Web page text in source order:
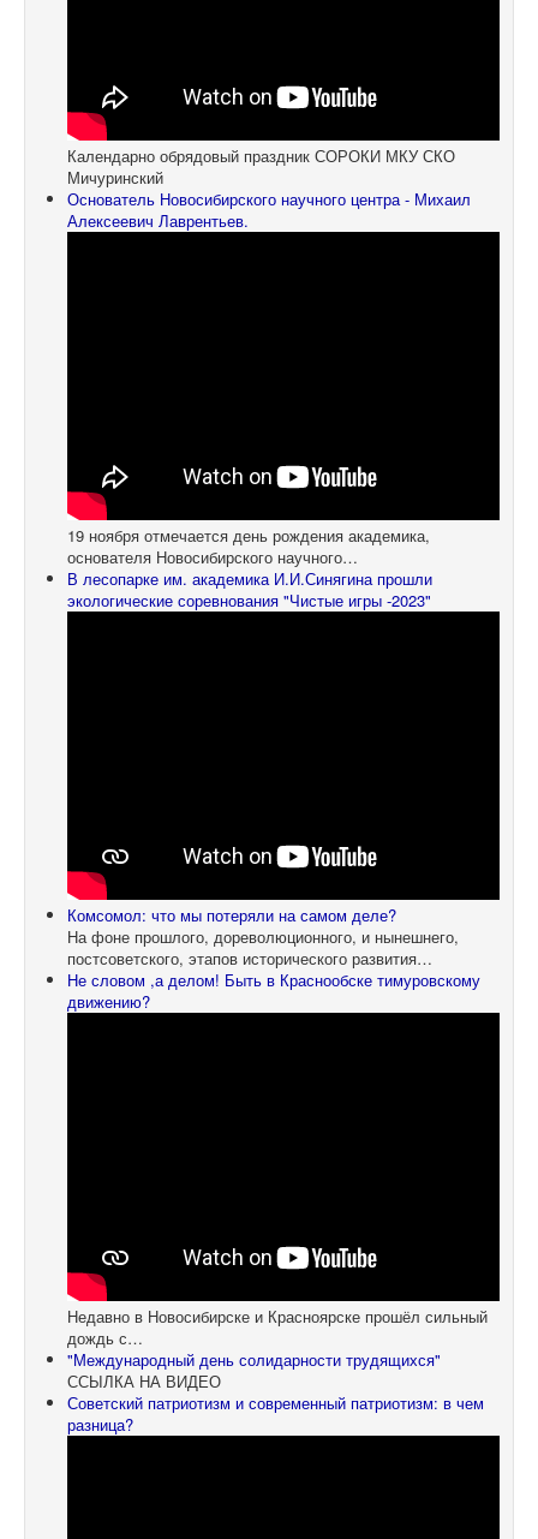
Календарно обрядовый праздник СОРОКИ МКУ СКО
Мичуринский
Основатель Новосибирского научного центра - Михаил
Алексеевич Лаврентьев.
19 ноября отмечается день рождения академика,
основателя Новосибирского научного…
В лесопарке им. академика И.И.Синягина прошли
экологические соревнования "Чистые игры -2023"
Комсомол: что мы потеряли на самом деле?
На фоне прошлого, дореволюционного, и нынешнего,
постсоветского, этапов исторического развития…
Не словом ,а делом! Быть в Краснообске тимуровскому
движению?
Недавно в Новосибирске и Красноярске прошёл сильный
дождь с…
"Международный день солидарности трудящихся"
ССЫЛКА НА ВИДЕО
Советский патриотизм и современный патриотизм: в чем
разница?